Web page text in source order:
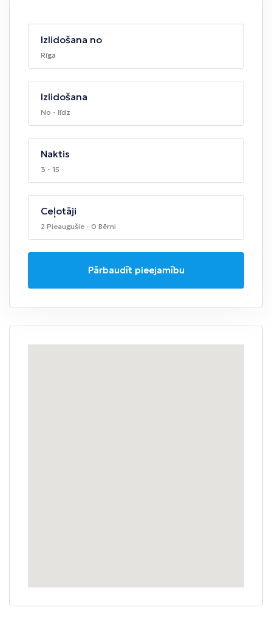
Izlidošana no
Rīga
Izlidošana
No - līdz
Naktis
3 - 15
Ceļotāji
2 Pieaugušie - 0 Bērni
Pārbaudīt pieejamību